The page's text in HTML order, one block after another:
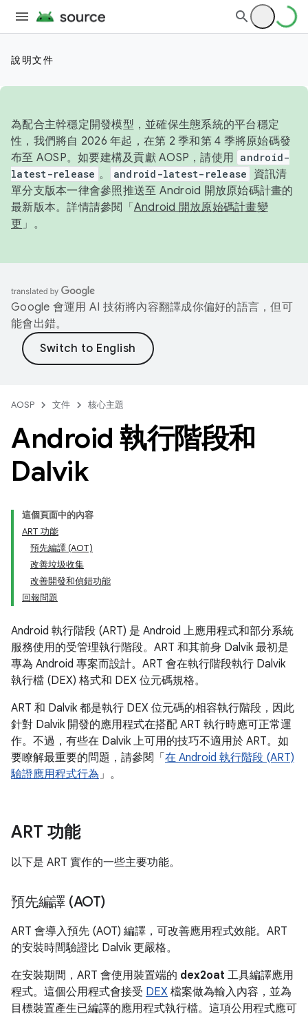
說明文件
為配合主幹穩定開發模型，並確保生態系統的平台穩定
性，我們將自 2026 年起，在第 2 季和第 4 季將原始碼發
布至 AOSP。如要建構及貢獻 AOSP，請使用 android-
latest-release 。 android-latest-release
資訊清
單分支版本一律會參照推送至 Android 開放原始碼計畫的
最新版本。詳情請參閱「 Android 開放原始碼計畫變
更 」。
Google 會運用 AI 技術將內容翻譯成你偏好的語言，但可
能會出錯。
AOSP 文件 核心主題
Android 執行階段和
Dalvik
這個頁面中的內容
ART 功能
預先編譯 (AOT)
改善垃圾收集
改善開發和偵錯功能
回報問題
Android 執行階段 (ART) 是 Android 上應用程式和部分系統
服務使用的受管理執行階段。ART 和其前身 Dalvik 最初是
專為 Android 專案而設計。ART 會在執行階段執行 Dalvik
執行檔 (DEX) 格式和 DEX 位元碼規格。
ART 和 Dalvik 都是執行 DEX 位元碼的相容執行階段，因此
針對 Dalvik 開發的應用程式在搭配 ART 執行時應可正常運
作。不過，有些在 Dalvik 上可用的技巧不適用於 ART。如
要瞭解最重要的問題，請參閱「 在 Android 執行階段 (ART)
驗證應用程式行為」。
ART 功能
以下是 ART 實作的一些主要功能。
預先編譯 (AOT)
ART 會導入預先 (AOT) 編譯，可改善應用程式效能。ART
的安裝時間驗證比 Dalvik 更嚴格。
在安裝期間，ART 會使用裝置端的 dex2oat 工具編譯應用
程式。這個公用程式會接受 DEX 檔案做為輸入內容，並為
目標裝置產生已編譯的應用程式執行檔。這項公用程式應可